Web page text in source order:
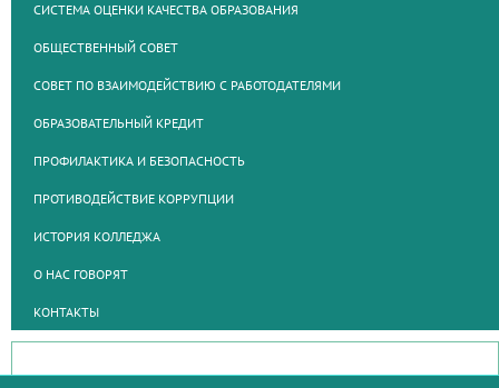
СИСТЕМА ОЦЕНКИ КАЧЕСТВА ОБРАЗОВАНИЯ
ОБЩЕСТВЕННЫЙ СОВЕТ
СОВЕТ ПО ВЗАИМОДЕЙСТВИЮ С РАБОТОДАТЕЛЯМИ
ОБРАЗОВАТЕЛЬНЫЙ КРЕДИТ
ПРОФИЛАКТИКА И БЕЗОПАСНОСТЬ
ПРОТИВОДЕЙСТВИЕ КОРРУПЦИИ
ИСТОРИЯ КОЛЛЕДЖА
О НАС ГОВОРЯТ
КОНТАКТЫ